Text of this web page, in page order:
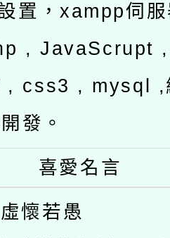
置，xampp伺
, JavaScrupt
css3 , mysql ,
發。
喜愛名言
懷若愚